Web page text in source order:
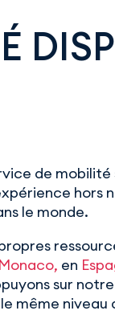
de mobilité
hors
le monde.
Monaco, en
sur
même niveau